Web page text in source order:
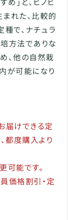
れた、比較的
で、ナチュラ
方法でありな
、他の自然栽
が可能になり
届けできる定
都度購入より
可能です。
価格割引・定